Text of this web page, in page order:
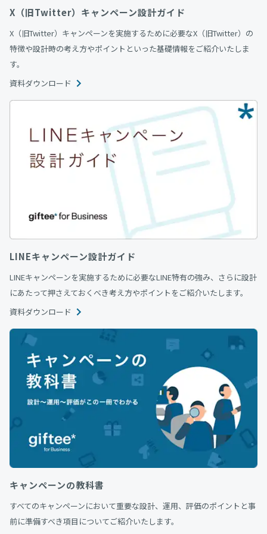
X（旧Twitter）キャンペーン設計ガイド
X（旧Twitter）キャンペーンを実施するために必要なX（旧Twitter）の
特徴や設計時の考え方やポイントといった基礎情報をご紹介いたしま
す。
資料ダウンロード
LINEキャンペーン設計ガイド
LINEキャンペーンを実施するために必要なLINE特有の強み、さらに設計
にあたって押さえておくべき考え方やポイントをご紹介いたします。
資料ダウンロード
キャンペーンの教科書
すべてのキャンペーンにおいて重要な設計、運用、評価のポイントと事
前に準備すべき項目についてご紹介いたします。